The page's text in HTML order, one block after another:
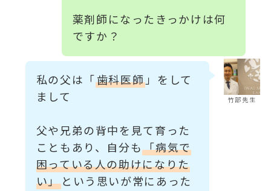
薬剤師になったきっかけは何
ですか？
竹部先生
私の父は「 歯科医師 」をして
まして
父や兄弟の背中を見て育った
こともあり、自分も「病気で
困っている人の助けになりた
い」 という思いが常にあった